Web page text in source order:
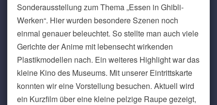
Sonderausstellung zum Thema „Essen in Ghibli-
Werken“. Hier wurden besondere Szenen noch
einmal genauer beleuchtet. So stellte man auch viele
Gerichte der Anime mit lebensecht wirkenden
Plastikmodellen nach. Ein weiteres Highlight war das
kleine Kino des Museums. Mit unserer Eintrittskarte
konnten wir eine Vorstellung besuchen. Aktuell wird
ein Kurzfilm über eine kleine pelzige Raupe gezeigt,